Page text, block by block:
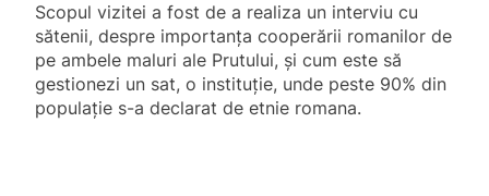
Scopul vizitei a fost de a realiza un interviu cu
sătenii, despre importanța cooperării romanilor de
pe ambele maluri ale Prutului, și cum este să
gestionezi un sat, o instituție, unde peste 90% din
populație s-a declarat de etnie romana.